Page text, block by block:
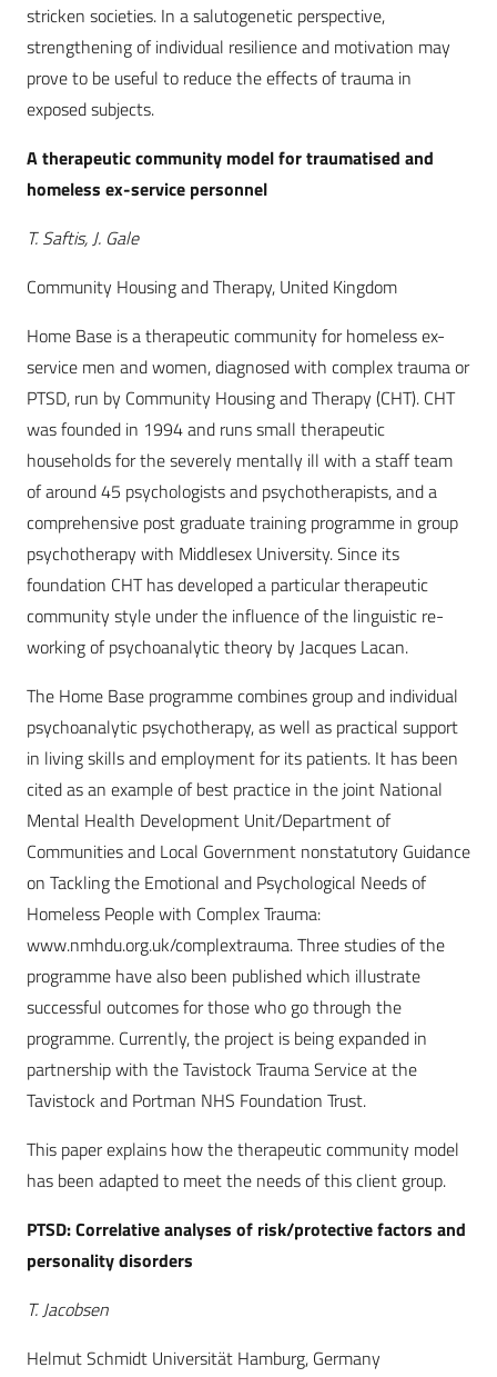
stricken societies. In a salutogenetic perspective,
strengthening of individual resilience and motivation may
prove to be useful to reduce the effects of trauma in
exposed subjects.
A therapeutic community model for traumatised and
homeless ex-service personnel
T. Saftis, J. Gale
Community Housing and Therapy, United Kingdom
Home Base is a therapeutic community for homeless ex-
service men and women, diagnosed with complex trauma or
PTSD, run by Community Housing and Therapy (CHT). CHT
was founded in 1994 and runs small therapeutic
households for the severely mentally ill with a staff team
of around 45 psychologists and psychotherapists, and a
comprehensive post graduate training programme in group
psychotherapy with Middlesex University. Since its
foundation CHT has developed a particular therapeutic
community style under the influence of the linguistic re-
working of psychoanalytic theory by Jacques Lacan.
The Home Base programme combines group and individual
psychoanalytic psychotherapy, as well as practical support
in living skills and employment for its patients. It has been
cited as an example of best practice in the joint National
Mental Health Development Unit/Department of
Communities and Local Government nonstatutory Guidance
on Tackling the Emotional and Psychological Needs of
Homeless People with Complex Trauma:
www.nmhdu.org.uk/complextrauma. Three studies of the
programme have also been published which illustrate
successful outcomes for those who go through the
programme. Currently, the project is being expanded in
partnership with the Tavistock Trauma Service at the
Tavistock and Portman NHS Foundation Trust.
This paper explains how the therapeutic community model
has been adapted to meet the needs of this client group.
PTSD: Correlative analyses of risk/protective factors and
personality disorders
T. Jacobsen
Helmut Schmidt Universität Hamburg, Germany